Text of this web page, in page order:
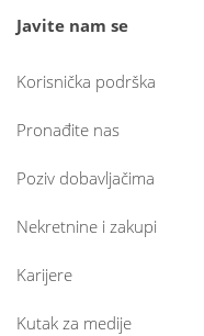
Javite nam se
Korisnička podrška
Pronađite nas
Poziv dobavljačima
Nekretnine i zakupi
Karijere
Kutak za medije